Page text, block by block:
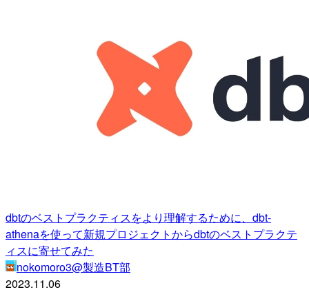
dbtのベストプラクティスをより理解するために、dbt-
athenaを使って新規プロジェクトからdbtのベストプラクテ
ィスに寄せてみた
nokomoro3@製造BT部
2023.11.06